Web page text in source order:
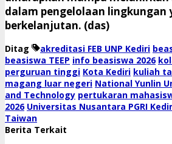
dalam pengelolaan lingkungan
berkelanjutan. (das)
Ditag akreditasi FEB UNP Kediri
beasiswa TEEP info beasiswa 2026
perguruan tinggi Kota Kediri kuliah
magang luar negeri National Yunlin
and Technology pertukaran
2026 Universitas Nusantara PGRI
Taiwan
Berita Terkait